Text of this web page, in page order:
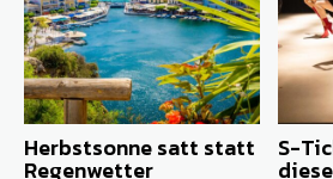
Herbstsonne satt statt
Regenwetter
S-